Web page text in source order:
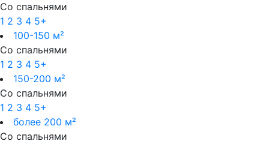
Со спальнями
1 2 3 4 5+
100-150 м²
Со спальнями
1 2 3 4 5+
150-200 м²
Со спальнями
1 2 3 4 5+
более 200 м²
Со спальнями